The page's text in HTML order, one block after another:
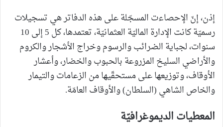
إذن، إنّ الإحصاءت المسجّلة على هذه الدفاتر هي تسجيلات
رسميّة كانت الإدارة الماليّة العثمانيّة، تعتمدها، كل 5 إلى 10
سنوات، لجباية الضرائب والرسوم وخراج الأشجار والكروم
والأراضي السليخ المزروعة بالحبوب والخضار، وأعشار
الأوقاف، وتوزيعها على مستحقّيها من الزعامات والتيمار
والخاص الشاهي (السلطان) والأوقاف العامّة.
المعطيات الديموغرافيّة